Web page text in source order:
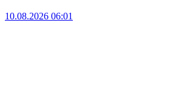
10.08.2026 06:01